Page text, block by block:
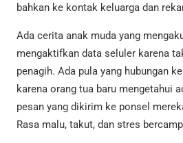
bahkan ke kontak keluarga dan
Ada cerita anak muda yang
mengaktifkan data seluler karena
penagih. Ada pula yang hubungan
karena orang tua baru mengetahui
pesan yang dikirim ke ponsel
Rasa malu, takut, dan stres